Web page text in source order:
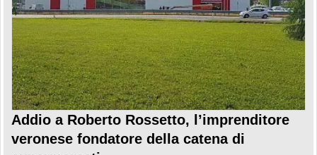
Addio a Roberto Rossetto, l’imprenditore
veronese fondatore della catena di